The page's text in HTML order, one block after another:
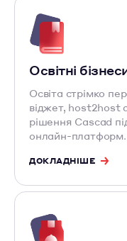
Освітні
Освіта стрімко
віджет, host2host
рішення Cascad
онлайн-платформ.
ДОКЛАДНІШЕ